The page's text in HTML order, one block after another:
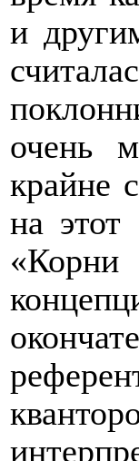
и
очень
крайне
на этот